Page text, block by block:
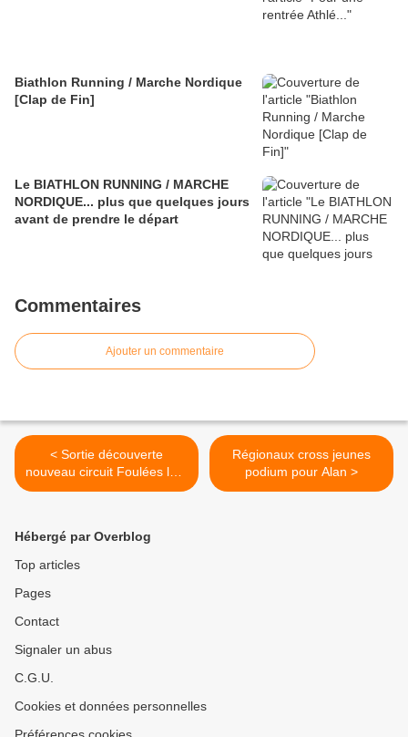
Biathlon Running / Marche Nordique
[Clap de Fin]
Le BIATHLON RUNNING / MARCHE
NORDIQUE... plus que quelques jours
avant de prendre le départ
Commentaires
Ajouter un commentaire
< Sortie découverte
nouveau circuit Foulées le 2
Février
Régionaux cross jeunes
podium pour Alan >
Hébergé par Overblog
Top articles
Pages
Contact
Signaler un abus
C.G.U.
Cookies et données personnelles